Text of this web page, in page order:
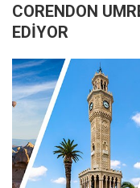
CORENDON
EDİYOR